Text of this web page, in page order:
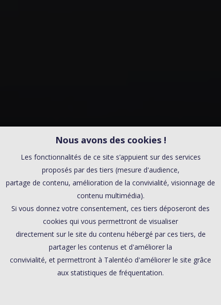
Nous avons des cookies !
Les fonctionnalités de ce site s’appuient sur des services
proposés par des tiers (mesure d'audience,
partage de contenu, amélioration de la convivialité, visionnage de
contenu multimédia).
Si vous donnez votre consentement, ces tiers déposeront des
cookies qui vous permettront de visualiser
directement sur le site du contenu hébergé par ces tiers, de
partager les contenus et d'améliorer la
convivialité, et permettront à Talentéo d'améliorer le site grâce
aux statistiques de fréquentation.